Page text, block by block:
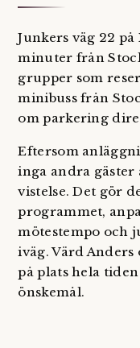
Junkers väg 22
minuter från
grupper som
minibuss från
om parkering
Eftersom
inga andra
vistelse. Det gör
programmet,
mötestempo och
iväg. Värd
på plats hela
önskemål.